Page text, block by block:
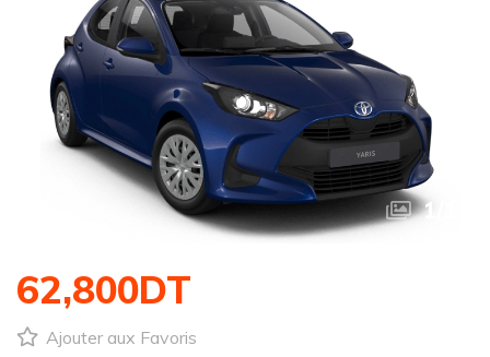
1
62,800DT
Ajouter aux Favoris